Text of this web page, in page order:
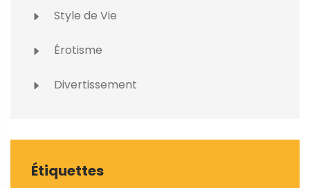
Style de Vie
Érotisme
Divertissement
Étiquettes